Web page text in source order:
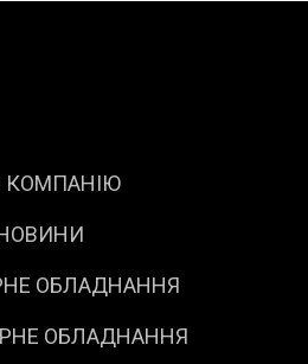
КОМПАНІЮ
ОБЛАДНАННЯ
ОБЛАДНАННЯ